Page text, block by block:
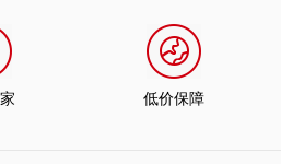
低价保障